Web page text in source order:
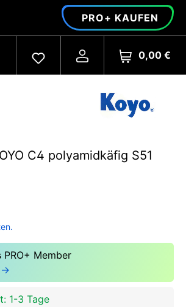
PRO+ KAUFEN
0,00 €
C4 polyamidkäfig S51
PRO+ Member
→
1-3 Tage